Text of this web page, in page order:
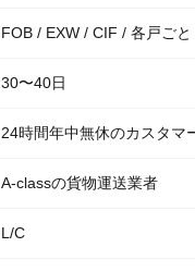
FOB / EXW / CIF / 各戸ごと
30〜40日
24時間年中無休のカスタマ
A-classの貨物運送業者
L/C